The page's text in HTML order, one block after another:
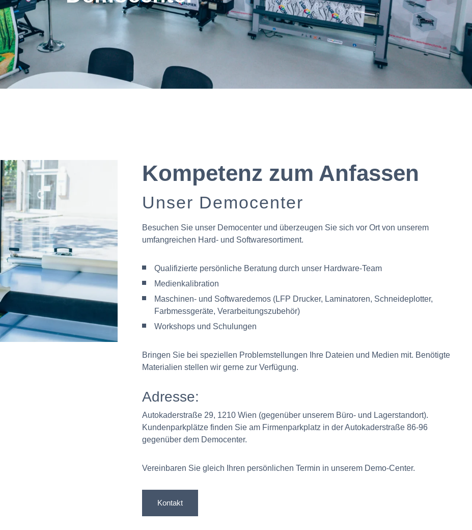
Kompetenz zum Anfassen
Unser Democenter
Besuchen Sie unser Democenter und überzeugen Sie sich vor Ort von unserem
umfangreichen Hard- und Softwaresortiment.
Qualifizierte persönliche Beratung durch unser Hardware-Team
Medienkalibration
Maschinen- und Softwaredemos (LFP Drucker, Laminatoren, Schneideplotter,
Farbmessgeräte, Verarbeitungszubehör)
Workshops und Schulungen
Bringen Sie bei speziellen Problemstellungen Ihre Dateien und Medien mit. Benötigte
Materialien stellen wir gerne zur Verfügung.
Adresse:
Autokaderstraße 29, 1210 Wien (gegenüber unserem Büro- und Lagerstandort).
Kundenparkplätze finden Sie am Firmenparkplatz in der Autokaderstraße 86-96
gegenüber dem Democenter.
Vereinbaren Sie gleich Ihren persönlichen Termin in unserem Demo-Center.
Kontakt